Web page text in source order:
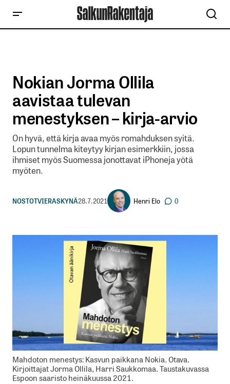
Nokian Jorma Ollila
aavistaa tulevan
menestyksen – kirja-arvio
On hyvä, että kirja avaa myös romahduksen syitä.
Lopun tunnelma kiteytyy kirjan esimerkkiin, jossa
ihmiset myös Suomessa jonottavat iPhoneja yötä
myöten.
NOSTOTVIERASKYNÄ28.7.2021 Henri Elo 0
Mahdoton menestys: Kasvun paikkana Nokia. Otava.
Kirjoittajat Jorma Ollila, Harri Saukkomaa. Taustakuvassa
Espoon saaristo heinäkuussa 2021.